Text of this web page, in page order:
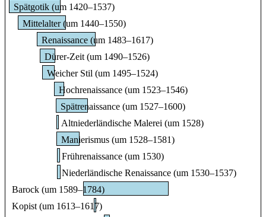
Spätgotik (um 1420–1537)
Mittelalter (um 1440–1550)
Renaissance (um 1483–1617)
Dürer-Zeit (um 1490–1526)
Weicher Stil (um 1495–1524)
Hochrenaissance (um 1523–1546)
Spätrenaissance (um 1527–1600)
Altniederländische Malerei (um 1528)
Manierismus (um 1528–1581)
Frührenaissance (um 1530)
Niederländische Renaissance (um 1530–1537)
Barock (um 1589–1784)
Kopist (um 1613–1617)